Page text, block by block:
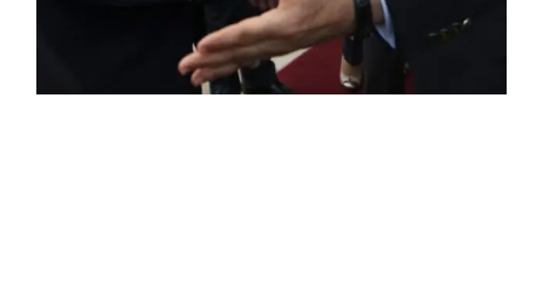
ROSE VALLAND, HEROÏNE DE LA RESISTANCE